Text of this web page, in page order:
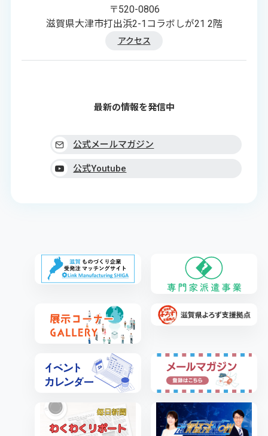
〒520-0806
滋賀県大津市打出浜2-1コラボしが21 2階
アクセス
最新の情報を発信中
公式メールマガジン
公式Youtube